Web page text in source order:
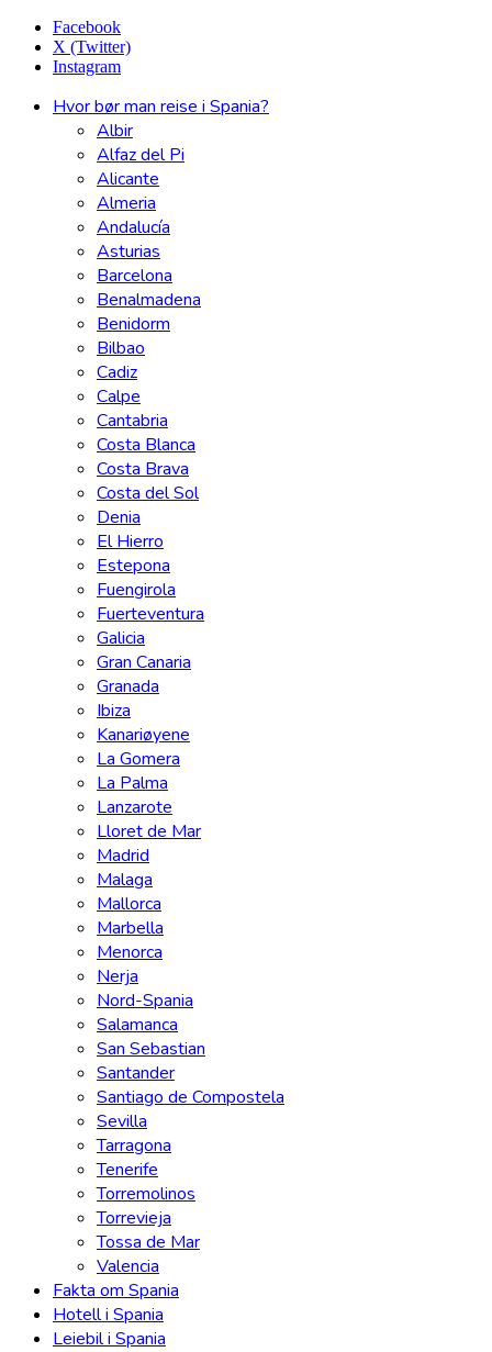
Facebook
X (Twitter)
Instagram
Hvor bør man reise i Spania?
Albir
Alfaz del Pi
Alicante
Almeria
Andalucía
Asturias
Barcelona
Benalmadena
Benidorm
Bilbao
Cadiz
Calpe
Cantabria
Costa Blanca
Costa Brava
Costa del Sol
Denia
El Hierro
Estepona
Fuengirola
Fuerteventura
Galicia
Gran Canaria
Granada
Ibiza
Kanariøyene
La Gomera
La Palma
Lanzarote
Lloret de Mar
Madrid
Malaga
Mallorca
Marbella
Menorca
Nerja
Nord-Spania
Salamanca
San Sebastian
Santander
Santiago de Compostela
Sevilla
Tarragona
Tenerife
Torremolinos
Torrevieja
Tossa de Mar
Valencia
Fakta om Spania
Hotell i Spania
Leiebil i Spania